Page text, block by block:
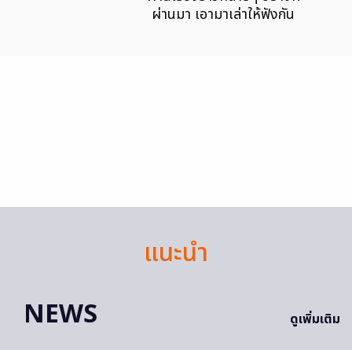
ผ่านมา เอามาเล่าให้ฟังกัน
แนะนำ
NEWS
ดูเพิ่มเติม